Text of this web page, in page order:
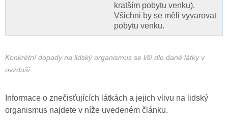
kratším pobytu venku).
Všichni by se měli vyvarovat
pobytu venku.
Konkrétní dopady na lidský organismus se liší dle dané látky v
ovzduší.
Informace o znečisťujících látkách a jejich vlivu na lidský
organismus najdete v níže uvedeném článku.